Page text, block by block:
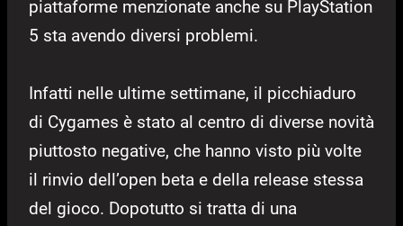
piattaforme menzionate anche su PlayStation
5 sta avendo diversi problemi.
Infatti nelle ultime settimane, il picchiaduro
di Cygames è stato al centro di diverse novità
piuttosto negative, che hanno visto più volte
il rinvio dell’open beta e della release stessa
del gioco. Dopotutto si tratta di una